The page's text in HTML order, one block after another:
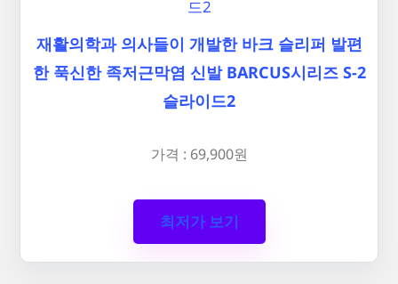
재활의학과 의사들이 개발한 바크 슬리퍼 발편
한 푹신한 족저근막염 신발 BARCUS시리즈 S-2
슬라이드2
가격 : 69,900원
최저가 보기